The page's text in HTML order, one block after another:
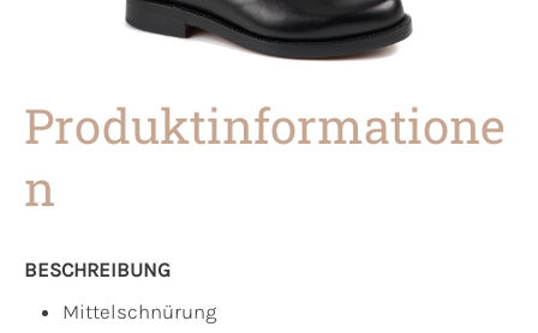
Produktinformatione
n
BESCHREIBUNG
Mittelschnürung